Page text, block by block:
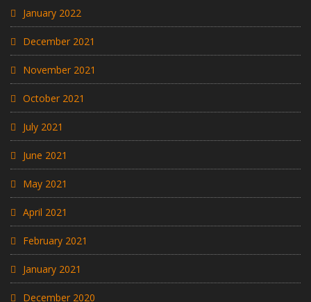
January 2022
December 2021
November 2021
October 2021
July 2021
June 2021
May 2021
April 2021
February 2021
January 2021
December 2020